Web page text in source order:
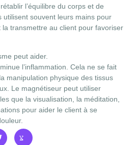
l’équilibre du corps et de
utilisent souvent leurs mains pour
transmettre au client pour favoriser
peut aider.
l’inflammation. Cela ne se fait
manipulation physique des tissus
Le magnétiseur peut utiliser
que la visualisation, la méditation,
pour aider le client à se